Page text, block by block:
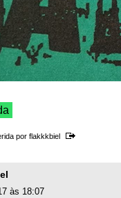
por flakkkbiel
às 18:07